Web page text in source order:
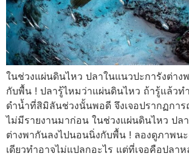
ในช่วงแผ่นดินไหว ปลาในแนวปะการังต่าง
กับพื้น ! ปลารู้ไหมว่าแผ่นดินไหว ถ้ารู้แล้วท
ดำน้ำที่สิมิลันช่วงนั้นพอดี จึงเจอปรากฏกา
ไม่มีรายงานมาก่อน ในช่วงแผ่นดินไหว ปล
ต่างพากันลงไปนอนนิ่งกับพื้น ! ลองดูภาพน
เดียวทำอาจไม่แปลกอะไร แต่ที่เจอคือปลา